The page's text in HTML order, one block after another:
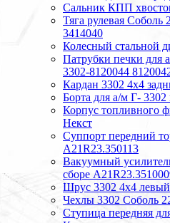
Сальник КПП
Тяга рулевая Соболь
3414040
Колесный стальной
Патрубки печки для
3302-8120044
Кардан 3302 4х4
Борта для а/м Г-
Корпус топливного
Некст
Суппорт передний
А21R23.350113
Вакуумный
сборе
Шрус 3302 4х4
Чехлы 3302 Соболь
Ступица передняя